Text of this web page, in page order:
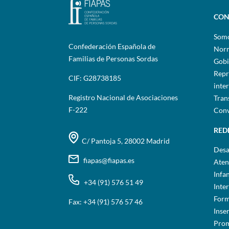
Confederación Española de
Familias de Personas Sordas
CIF: G28738185
Registro Nacional de Asociaciones
F-222
C/ Pantoja 5, 28002 Madrid
fiapas@fiapas.es
+34 (91) 576 51 49
Fax: +34 (91) 576 57 46